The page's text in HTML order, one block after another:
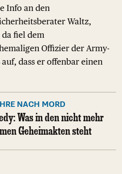
Info an den
Waltz,
fiel dem
Offizier der Army-
auf, dass er offenbar einen
NACH MORD
Was in den nicht mehr
Geheimakten steht